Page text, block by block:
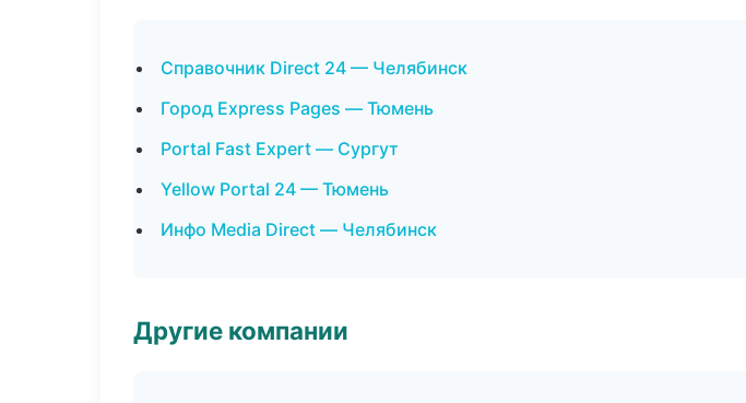
Справочник Direct 24 — Челябинск
Город Express Pages — Тюмень
Portal Fast Expert — Сургут
Yellow Portal 24 — Тюмень
Инфо Media Direct — Челябинск
Другие компании